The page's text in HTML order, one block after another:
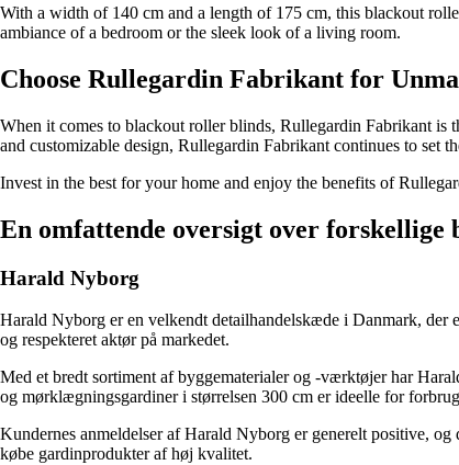
With a width of 140 cm and a length of 175 cm, this blackout
ambiance of a bedroom or the sleek look of a living room.
Choose Rullegardin Fabrikant for
When it comes to blackout roller blinds, Rullegardin Fabrikant is
and customizable design, Rullegardin Fabrikant continues to set
Invest in the best for your home and enjoy the benefits of
En omfattende oversigt over
Harald Nyborg
Harald Nyborg er en velkendt detailhandelskæde i Danmark, der
og respekteret aktør på markedet.
Med et bredt sortiment af byggematerialer og -værktøjer har
og mørklægningsgardiner i størrelsen 300 cm er ideelle for
Kundernes anmeldelser af Harald Nyborg er generelt positive,
købe gardinprodukter af høj kvalitet.